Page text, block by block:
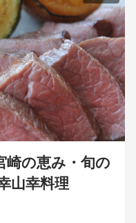
崎の恵み・旬の
山幸料理